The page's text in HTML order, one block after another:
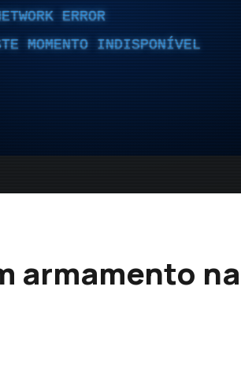
ERROR
MOMENTO INDISPONÍVEL
armamento